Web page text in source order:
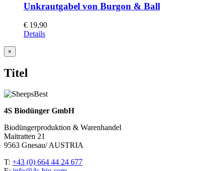
Unkrautgabel von Burgon & Ball
€ 19,90
Details
Close
product
view
×
Titel
4S Biodünger GmbH
Biodüngerproduktion & Warenhandel
Maitratten 21
9563 Gnesau/ AUSTRIA
T: +43 (0) 664 44 24 677